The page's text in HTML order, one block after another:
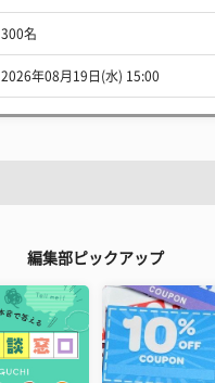
300名
2026年08月19日(水) 15:00
編集部ピックアップ